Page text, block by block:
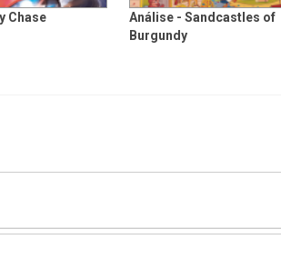
Chase
Análise - Sandcastles of
Burgundy